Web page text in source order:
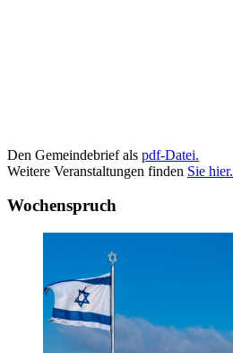
Den Gemeindebrief als pdf-Datei.
Weitere Veranstaltungen finden Sie hier.
Wochenspruch